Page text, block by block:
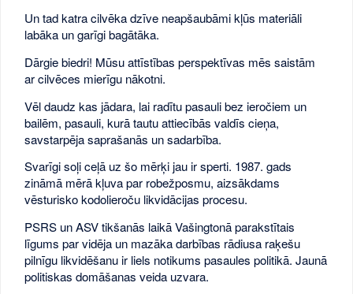
Un tad katra cilvēka dzīve neapšaubāmi kļūs materiāli
labāka un garīgi bagātāka.
Dārgie biedri! Mūsu attīstības perspektīvas mēs saistām
ar cilvēces mierīgu nākotni.
Vēl daudz kas jādara, lai radītu pasauli bez ieročiem un
bailēm, pasauli, kurā tautu attiecībās valdīs cieņa,
savstarpēja saprašanās un sadarbība.
Svarīgi soļi ceļā uz šo mērķi jau ir sperti. 1987. gads
zināmā mērā kļuva par robežposmu, aizsākdams
vēsturisko kodolieroču likvidācijas procesu.
PSRS un ASV tikšanās laikā Vašingtonā parakstītais
līgums par vidēja un mazāka darbības rādiusa raķešu
pilnīgu likvidēšanu ir liels notikums pasaules politikā. Jaunā
politiskas domāšanas veida uzvara.